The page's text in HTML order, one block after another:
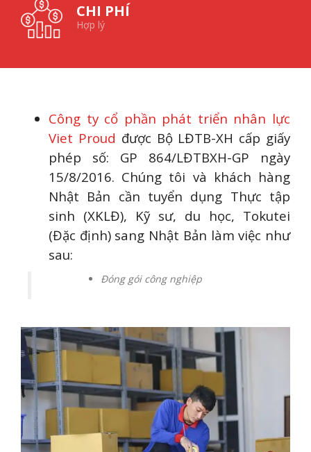
CHI PHÍ
Hợp lý
Công ty cổ phần phát triển nhân lực
Viet Proud được Bộ LĐTB-XH cấp giấy
phép số: GP 864/LĐTBXH-GP ngày
15/8/2016. Chúng tôi và khách hàng
Nhật Bản cần tuyển dụng Thực tập
sinh (XKLĐ), Kỹ sư, du học, Tokutei
(Đặc định) sang Nhật Bản làm việc như
sau:
Đóng gói công nghiệp